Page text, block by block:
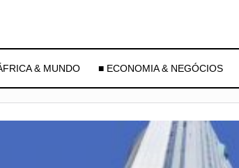
& MUNDO ■ ECONOMIA & NEGÓCIOS